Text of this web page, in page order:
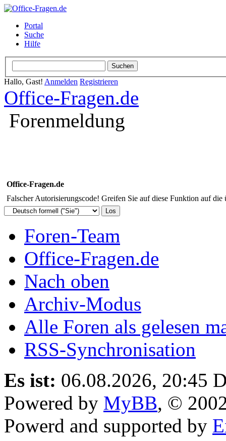
Portal
Suche
Hilfe
Hallo, Gast! Anmelden Registrieren
Office-Fragen.de
Forenmeldung
Office-Fragen.de
Falscher Autorisierungscode! Greifen Sie auf diese Funktion auf
Foren-Team
Office-Fragen.de
Nach oben
Archiv-Modus
Alle Foren als gelesen
RSS-Synchronisation
Es ist: 06.08.2026, 20:45
Powered by MyBB, ©
Powerd and supported by